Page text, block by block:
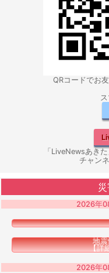
QRコードでお
「LiveNewsあき
チャン
2026年
地
【詳
2026年